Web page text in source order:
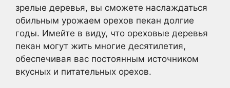
зрелые деревья, вы сможете наслаждаться
обильным урожаем орехов пекан долгие
годы. Имейте в виду, что ореховые деревья
пекан могут жить многие десятилетия,
обеспечивая вас постоянным источником
вкусных и питательных орехов.